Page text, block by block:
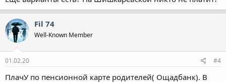
Fil 74
Well-Known Member
01.02.20 #4
ПлачУ по пенсионной карте родителей( Ощадбанк). В